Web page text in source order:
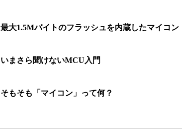
最大1.5Mバイトのフラッシュを内蔵したマイコン
いまさら聞けないMCU入門
そもそも「マイコン」って何？